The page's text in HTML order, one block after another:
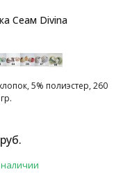
Сеам Divina
5% полиэстер, 260
руб.